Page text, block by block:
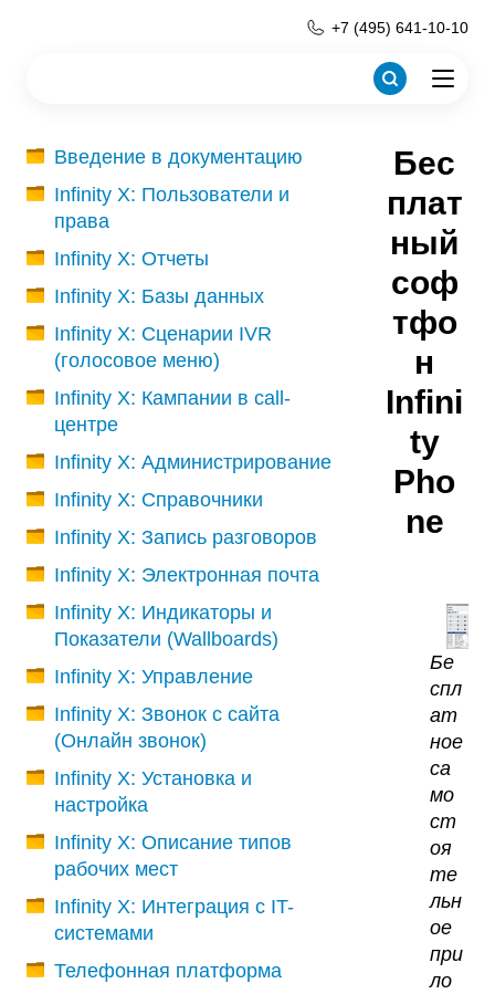
+7 (495) 641-10-10
Введение в документацию
Infinity X: Пользователи и
права
Infinity X: Отчеты
Infinity X: Базы данных
Infinity X: Сценарии IVR
(голосовое меню)
Infinity X: Кампании в call-
центре
Infinity X: Администрирование
Infinity X: Справочники
Infinity X: Запись разговоров
Infinity X: Электронная почта
Infinity X: Индикаторы и
Показатели (Wallboards)
Infinity X: Управление
Infinity X: Звонок с сайта
(Онлайн звонок)
Infinity X: Установка и
настройка
Infinity X: Описание типов
рабочих мест
Infinity X: Интеграция с IT-
системами
Телефонная платформа
Бес
плат
ный
соф
тфо
н
Infini
ty
Pho
ne
Бе
спл
ат
ное
са
мо
ст
оя
те
льн
ое
при
ло